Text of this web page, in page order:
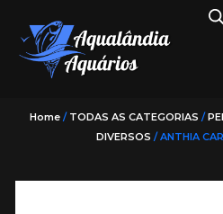
Home/ TODAS AS CATEGORIAS /
DIVERSOS / ANTHIA